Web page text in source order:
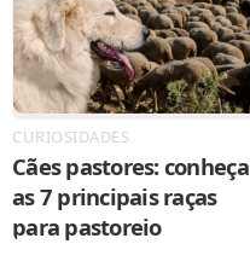
CURIOSIDADES
Cães pastores: conheça
as 7 principais raças
para pastoreio